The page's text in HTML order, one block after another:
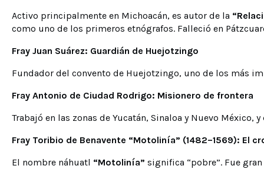
Activo principalmente en Michoacán, es autor de la
como uno de los primeros etnógrafos. Falleció en
Fray Juan Suárez: Guardián de Huejotzingo
Fundador del convento de Huejotzingo, uno de los más
Fray Antonio de Ciudad Rodrigo: Misionero de frontera
Trabajó en las zonas de Yucatán, Sinaloa y Nuevo
Fray Toribio de Benavente “Motolinía” (1482–1569): El
El nombre náhuatl “Motolinía” significa “pobre”. Fue